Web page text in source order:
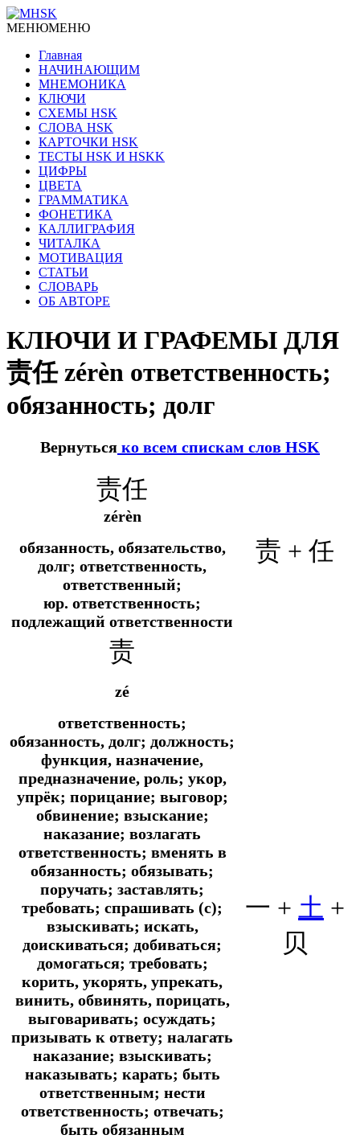
МЕНЮМЕНЮ
Главная
НАЧИНАЮЩИМ
МНЕМОНИКА
КЛЮЧИ
СХЕМЫ HSK
СЛОВА HSK
КАРТОЧКИ HSK
ТЕСТЫ HSK И HSKK
ЦИФРЫ
ЦВЕТА
ГРАММАТИКА
ФОНЕТИКА
КАЛЛИГРАФИЯ
ЧИТАЛКА
МОТИВАЦИЯ
СТАТЬИ
СЛОВАРЬ
ОБ АВТОРЕ
КЛЮЧИ И ГРАФЕМЫ ДЛЯ
责任 zérèn ответственность;
обязанность; долг
Вернуться ко всем спискам слов HSK
责任
zérèn
обязанность, обязательство,
долг; ответственность,
ответственный;
юр. ответственность;
подлежащий ответственности
责 + 任
责
zé
ответственность;
обязанность, долг; должность;
функция, назначение,
предназначение, роль; укор,
упрёк; порицание; выговор;
обвинение; взыскание;
наказание; возлагать
ответственность; вменять в
обязанность; обязывать;
поручать; заставлять;
требовать; спрашивать (с);
взыскивать; искать,
доискиваться; добиваться;
домогаться; требовать;
корить, укорять, упрекать,
винить, обвинять, порицать,
выговаривать; осуждать;
призывать к ответу; налагать
наказание; взыскивать;
наказывать; карать; быть
ответственным; нести
ответственность; отвечать;
быть обязанным
一 + 土 +
贝